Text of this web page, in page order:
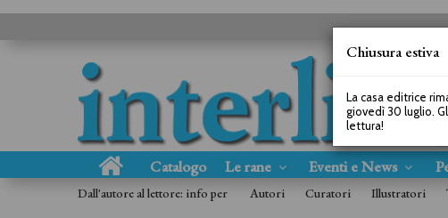
Catalogo Le rane Eventi e News
Dall'autore al lettore: info per Autori Curatori Illustratori
Chiusura estiva
La casa editrice
giovedì 30 luglio.
lettura!